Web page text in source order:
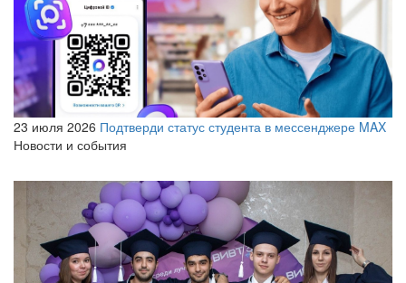
23 июля 2026 Подтверди статус студента в мессенджере MAX
Новости и события